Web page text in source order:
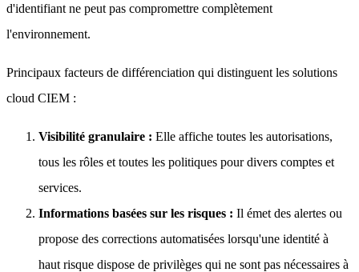
d'identifiant ne peut pas compromettre complètement
l'environnement.
Principaux facteurs de différenciation qui distinguent les solutions
cloud CIEM :
Visibilité granulaire : Elle affiche toutes les autorisations,
tous les rôles et toutes les politiques pour divers comptes et
services.
Informations basées sur les risques : Il émet des alertes ou
propose des corrections automatisées lorsqu'une identité à
haut risque dispose de privilèges qui ne sont pas nécessaires à